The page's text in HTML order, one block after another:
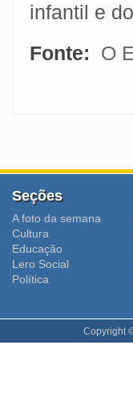
infantil e
Fonte:
O
Seções
A foto da semana
Cultura
Educação
Lero Social
Polí­tica
Copyright